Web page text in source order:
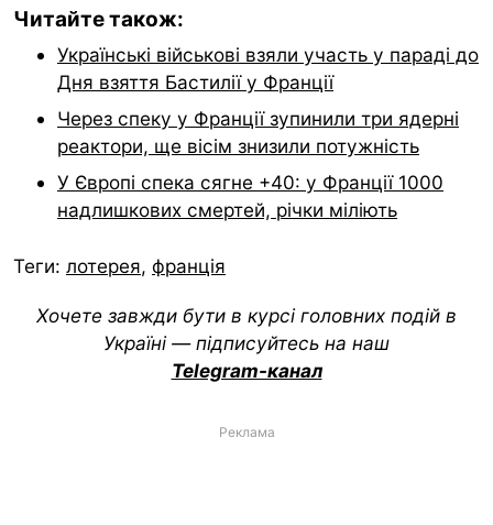
Читайте також:
Українські військові взяли участь у параді до
Дня взяття Бастилії у Франції
Через спеку у Франції зупинили три ядерні
реактори, ще вісім знизили потужність
У Європі спека сягне +40: у Франції 1000
надлишкових смертей, річки міліють
Теги: лотерея, франція
Хочете завжди бути в курсі головних подій в
Україні — підписуйтесь на наш
Telegram-канал
Реклама